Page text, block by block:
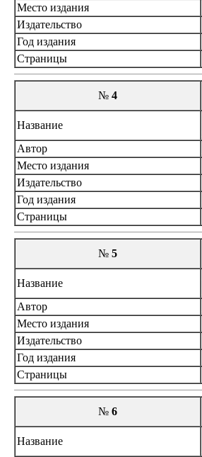
Место издания
Издательство
Год издания
Страницы
№ 4
Название
Автор
Место издания
Издательство
Год издания
Страницы
№ 5
Название
Автор
Место издания
Издательство
Год издания
Страницы
№ 6
Название